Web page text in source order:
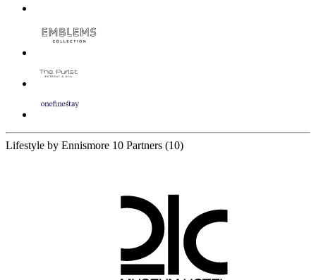
Lifestyle by Ennismore 10 Partners (10)